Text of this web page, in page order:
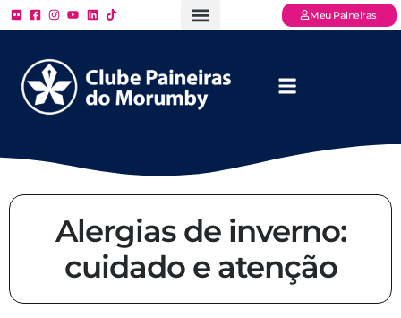
Meu Paineiras
Alergias de inverno:
cuidado e atenção